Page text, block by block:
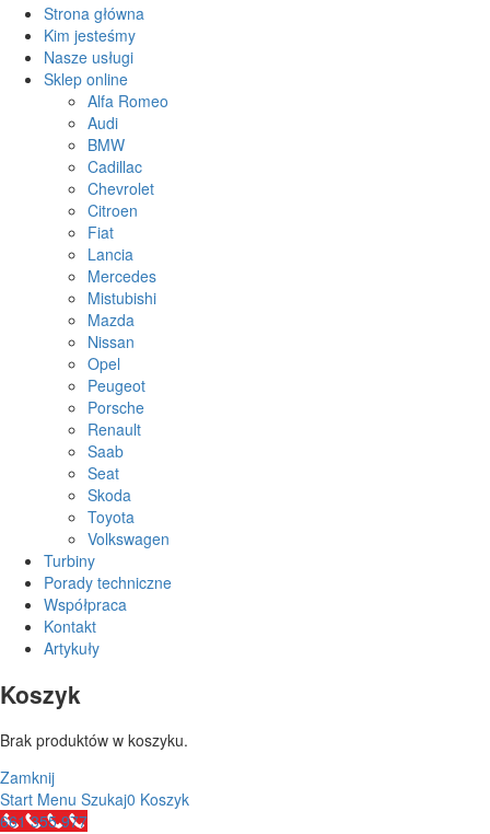
Strona główna
Kim jesteśmy
Nasze usługi
Sklep online
Alfa Romeo
Audi
BMW
Cadillac
Chevrolet
Citroen
Fiat
Lancia
Mercedes
Mistubishi
Mazda
Nissan
Opel
Peugeot
Porsche
Renault
Saab
Seat
Skoda
Toyota
Volkswagen
Turbiny
Porady techniczne
Współpraca
Kontakt
Artykuły
Koszyk
Brak produktów w koszyku.
Zamknij
Start Menu Szukaj0 Koszyk
661 355 977